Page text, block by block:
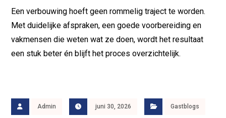
Een verbouwing hoeft geen rommelig traject te worden.
Met duidelijke afspraken, een goede voorbereiding en
vakmensen die weten wat ze doen, wordt het resultaat
een stuk beter én blijft het proces overzichtelijk.
Admin juni 30, 2026 Gastblogs